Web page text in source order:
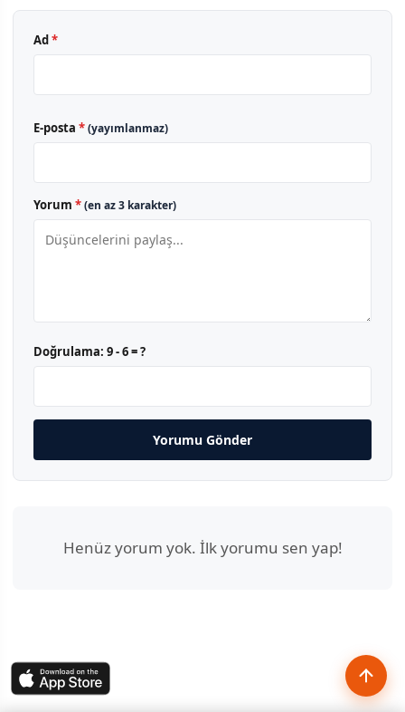
Ad*
E-posta *(yayımlanmaz)
Yorum *(en az 3 karakter)
Doğrulama: 9 - 6 = ?
Yorumu Gönder
Henüz yorum yok. İlk yorumu sen yap!